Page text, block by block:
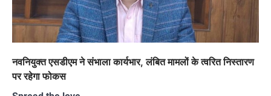
नवनियुक्त एसडीएम ने संभाला कार्यभार, लंबित मामलों के त्वरित निस्तारण
पर रहेगा फोकस